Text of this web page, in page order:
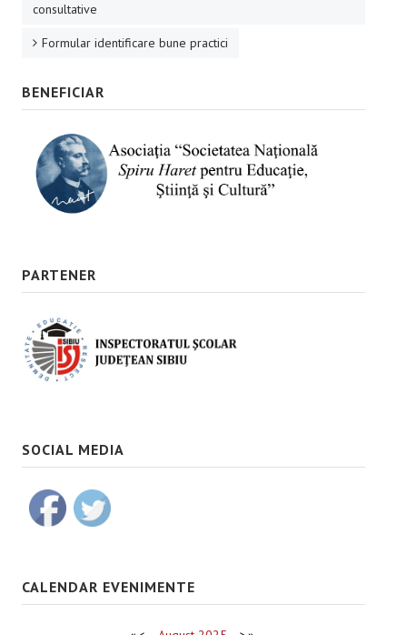
consultative
Formular identificare bune practici
BENEFICIAR
PARTENER
SOCIAL MEDIA
CALENDAR EVENIMENTE